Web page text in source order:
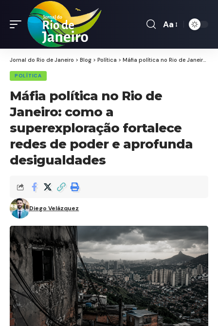
Font
Aa
Jornal do Rio de Janeiro > Blog > Política > Máfia política no Rio de Janeiro: como a superexploração fortalece redes de poder e aprofunda desigualdades
POLÍTICA
Máfia política no Rio de
Janeiro: como a
superexploração fortalece
redes de poder e aprofunda
desigualdades
Diego Velázquez